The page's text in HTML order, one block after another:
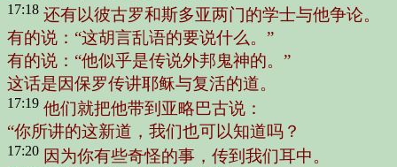
17:18 还有以彼古罗和斯多亚两门的学士与他争论。
有的说：“这胡言乱语的要说什么。”
有的说：“他似乎是传说外邦鬼神的。”
这话是因保罗传讲耶稣与复活的道。
17:19 他们就把他带到亚略巴古说：
“你所讲的这新道，我们也可以知道吗？
17:20 因为你有些奇怪的事，传到我们耳中。